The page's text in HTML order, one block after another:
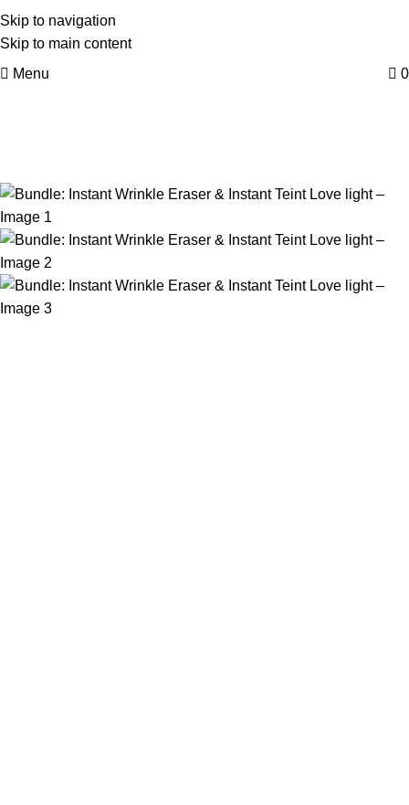
Skip to navigation
Skip to main content
Menu
0